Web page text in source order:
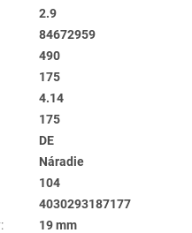
2.9
84672959
490
175
4.14
175
DE
Náradie
104
4030293187177
:
19 mm